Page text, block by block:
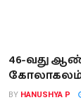
46-வது
BY HANUSHYA P